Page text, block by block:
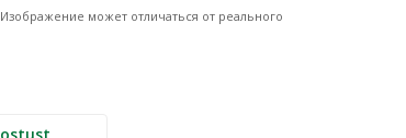
Изображение может отличаться от реального